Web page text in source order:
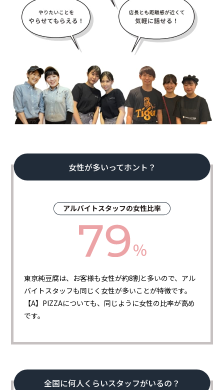
女性が多いってホント？
東京純豆腐は、お客様も女性が約8割と多いので、アル
バイトスタッフも同じく女性が多いことが特徴です。
【A】PIZZAについても、同じように女性の比率が高め
です。
全国に何人くらいスタッフがいるの？